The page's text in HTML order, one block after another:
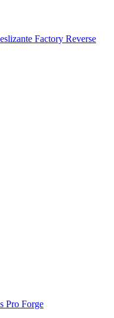
Factory Reverse
Pro Forge